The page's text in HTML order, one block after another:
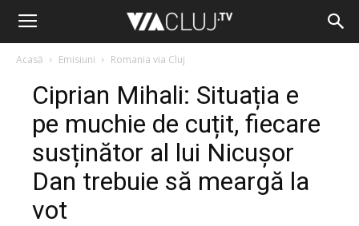
Acasă Emisiuni Romania via Cluj
Ciprian Mihali: Situația e
pe muchie de cuțit, fiecare
susținător al lui Nicușor
Dan trebuie să meargă la
vot